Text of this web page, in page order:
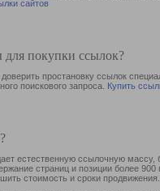
сайтов
покупки ссылок?
простановку ссылок
поискового запроса. Купить
естественную ссылочную
страниц и позиции более
стоимость и сроки продвижения.